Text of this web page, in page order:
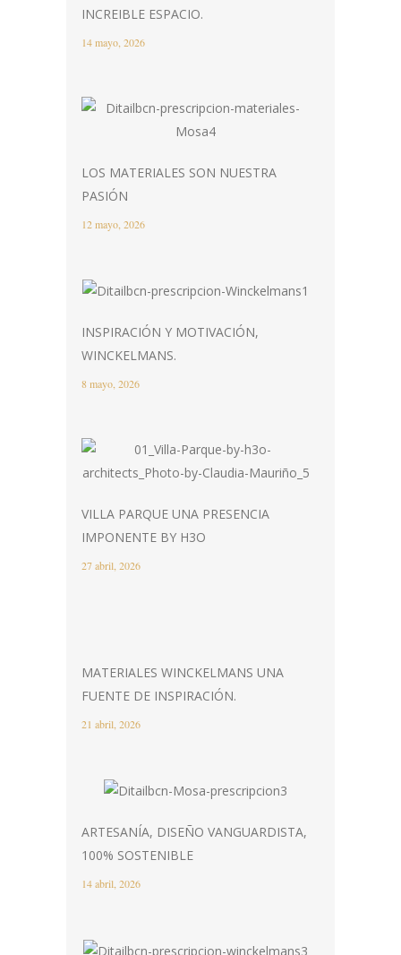
INCREIBLE ESPACIO.
14 mayo, 2026
LOS MATERIALES SON NUESTRA
PASIÓN
12 mayo, 2026
INSPIRACIÓN Y MOTIVACIÓN,
WINCKELMANS.
8 mayo, 2026
VILLA PARQUE UNA PRESENCIA
IMPONENTE BY H3O
27 abril, 2026
MATERIALES WINCKELMANS UNA
FUENTE DE INSPIRACIÓN.
21 abril, 2026
ARTESANÍA, DISEÑO VANGUARDISTA,
100% SOSTENIBLE
14 abril, 2026